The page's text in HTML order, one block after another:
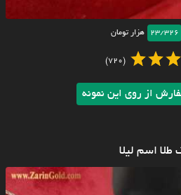
23/326 هزار تومان
(720)
از روی این نمونه
طلا اسم لیلا